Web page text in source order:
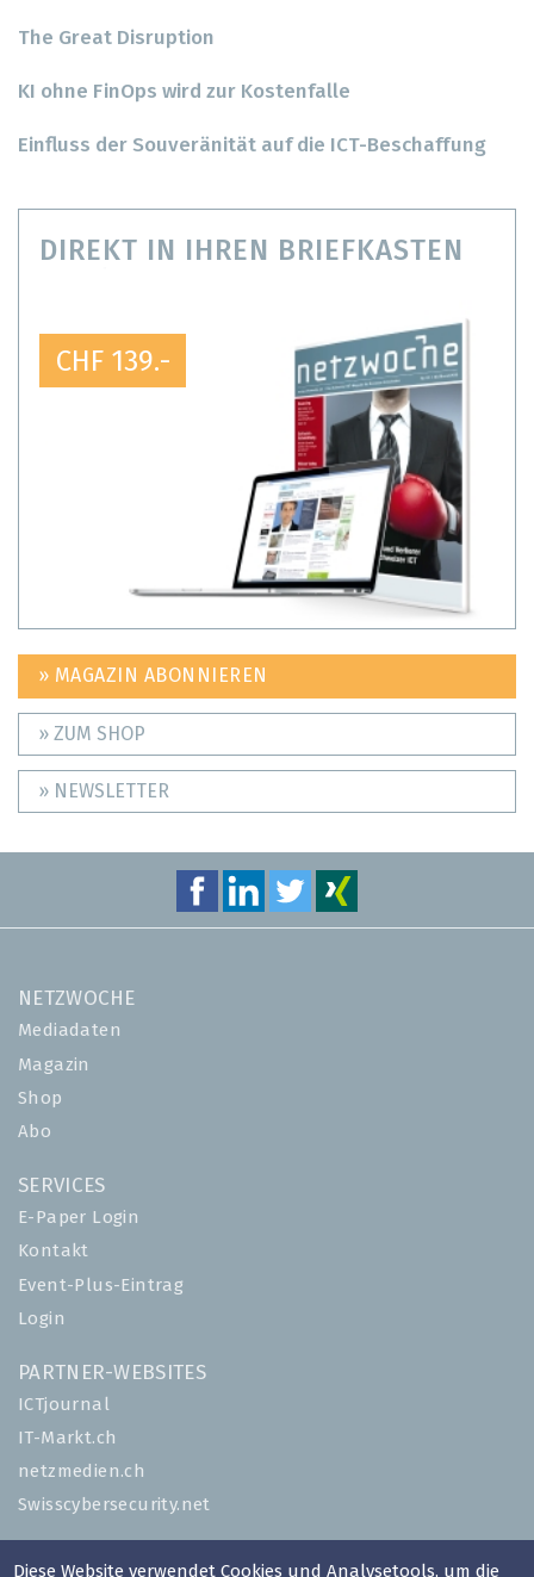
The Great Disruption
KI ohne FinOps wird zur Kostenfalle
Einfluss der Souveränität auf die ICT-Beschaffung
DIREKT IN IHREN BRIEFKASTEN
CHF 139.-
» MAGAZIN ABONNIEREN
» ZUM SHOP
» NEWSLETTER
NETZWOCHE
Mediadaten
Magazin
Shop
Abo
SERVICES
E-Paper Login
Kontakt
Event-Plus-Eintrag
Login
PARTNER-WEBSITES
ICTjournal
IT-Markt.ch
netzmedien.ch
Swisscybersecurity.net
© NETZMEDIEN AG 2026
Diese Website verwendet Cookies und Analysetools, um die